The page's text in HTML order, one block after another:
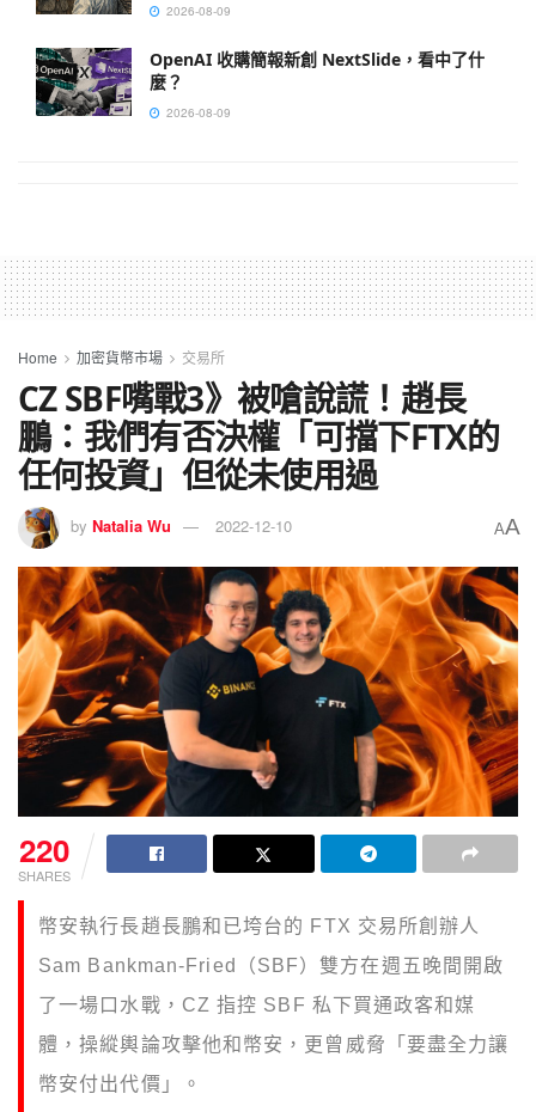
2026-08-09
OpenAI 收購簡報新創 NextSlide，看中了什
麼？
2026-08-09
Home 加密貨幣市場 交易所
CZ SBF嘴戰3》被嗆說謊！趙長
鵬：我們有否決權「可擋下FTX的
任何投資」但從未使用過
by Natalia Wu 2022-12-10 AA
220
SHARES
幣安執行長趙長鵬和已垮台的 FTX 交易所創辦人
Sam Bankman-Fried（SBF）雙方在週五晚間開啟
了一場口水戰，CZ 指控 SBF 私下買通政客和媒
體，操縱輿論攻擊他和幣安，更曾威脅「要盡全力讓
幣安付出代價」。